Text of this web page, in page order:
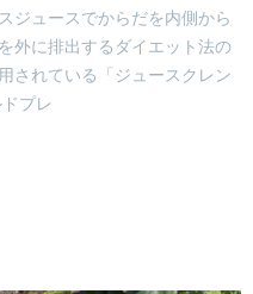
ジュースでからだを内側から
外に排出するダイエット法の
されている「ジュースクレン
プレ